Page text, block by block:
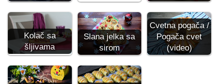
Kolač sa
šljivama
Slana jelka sa
sirom
Cvetna pogača /
Pogača cvet
(video)